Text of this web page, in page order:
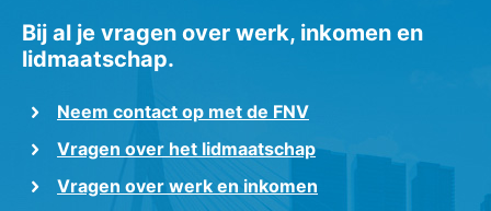
Bij al je vragen over werk, inkomen en
lidmaatschap.
Neem contact op met de FNV
Vragen over het lidmaatschap
Vragen over werk en inkomen